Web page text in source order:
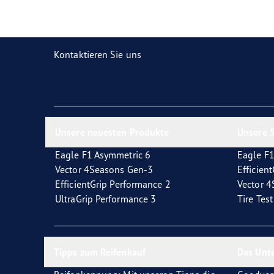
Kontaktieren Sie uns
Eagle F1 Asymmetric 6
Vector 4Seasons Gen-3
EfficientGrip Performance 2
UltraGrip Performance 3
Eagle
Vector
Tire